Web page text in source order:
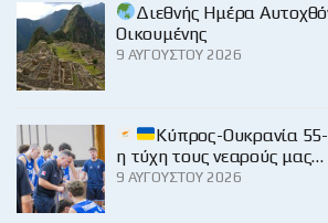
Διεθνής Ημέρα
Οικουμένης
9 ΑΥΓΟΎΣΤΟΥ 2026
Κύπρος-Ουκρανία
η τύχη τους νεαρούς μας…
9 ΑΥΓΟΎΣΤΟΥ 2026